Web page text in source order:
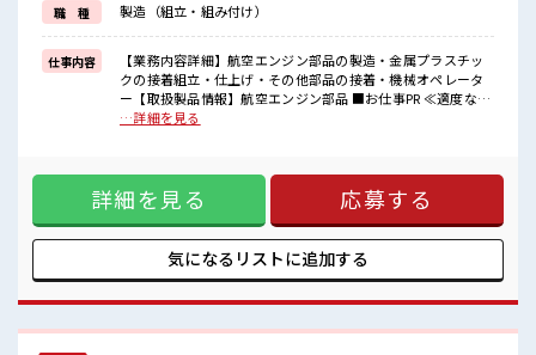
■職場の雰囲気
少人数の職場でこじんまり。
職場の仲間との交流もできちゃうかも？
休憩室でホッと一息リフレッシュ！
持ち物が多いあなたにもぴったり☆
ロッカー付き職場♪
職 種 製造（組立・組み付け）
仕事内容
【業務内容詳細】航空エンジン部品の製造・金属プラスチッ
クの接着組立・仕上げ・その他部品の接着・機械オペレータ
ー【取扱製品情報】航空エンジン部品 ■お仕事PR ≪適度な残
業でお給料UP≫ 残業は月20時間未満で、 ほどよく稼げます
っかり働く環境が整っています！ イチからスキルUP・ステッ
プUP目指していきましょう！ ≪自分に合った期間で働ける≫
福利厚生が整った派遣のお仕事です！ ■職場の雰囲気 少人数
の職場でこじんまり。 職場の仲間との交流もできちゃうか
も？ 休憩室でホッと一息リフレッシュ！ 持ち物が多いあなた
にもぴったり☆ ロッカー付き職場♪
…詳細を見る
詳細を見る 応募する
気になるリストに追加する